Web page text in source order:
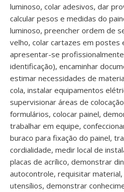
luminoso, colar adesivos, dar
calcular pesos e medidas do
luminoso, preencher ordem de
velho, colar cartazes em postes
apresentar-se
identificação), encaminhar
estimar necessidades de
cola, instalar equipamentos
supervisionar áreas de
formulários, colocar painel,
trabalhar em equipe,
buraco para fixação do painel,
cordialidade, medir local de
placas de acrílico, demonstrar
autocontrole, requisitar
utensílios, demonstrar